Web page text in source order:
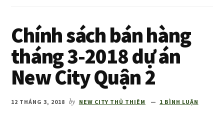
New
City
Thủ
Thiêm
1,2,3
phòng
Chính sách bán hàng
tháng 3-2018 dự án
New City Quận 2
12 THÁNG 3, 2018 by NEW CITY THỦ THIÊM 1 BÌNH LUẬN